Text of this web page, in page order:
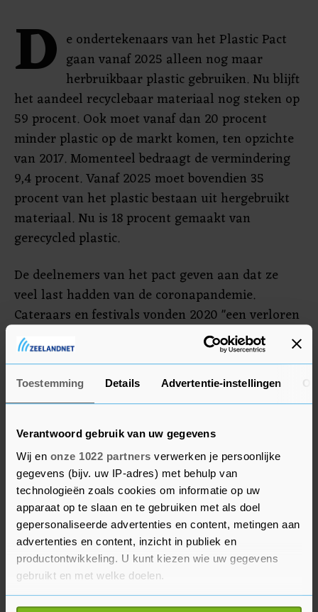
Toestemming Details Advertentie-instellingen
Verantwoord gebruik van uw gegevens
Wij en onze 1022 partners verwerken je persoonlijke
gegevens (bijv. uw IP-adres) met behulp van
technologieën zoals cookies om informatie op uw
apparaat op te slaan en te gebruiken met als doel
gepersonaliseerde advertenties en content, metingen aan
advertenties en content, inzicht in publiek en
productontwikkeling. U kunt kiezen wie uw gegevens
gebruikt en met welke doelen.
Als u het toestaat, willen we ook graag:
D e ondertekenaars van het Plastic Pact
gaan vanaf 2025 alleen nog maar
herbruikbaar plastic gebruiken. Nu blijft
het aandeel recyclebaar materiaal nog steken op
59 procent. Ook moet vanaf dan 20 procent
minder plastic op de markt komen, ten opzichte
van 2017. Momenteel bedraagt de vermindering
9,4 procent. Vanaf 2025 moet bovendien 35
procent van het plastic bestaan uit hergebruikt
materiaal. Nu is 18 procent gemaakt van
gerecycled plastic.
De deelnemers van het pact geven aan dat ze
veel last hadden van de coronapandemie.
Cateraars en festivals vonden 2020 "een verloren
jaar waarin ze vrijwel niets konden ondernemen
en dus ook geen nieuwe herbruikbare producten
konden testen of veranderingen konden
implementeren", schrijft Heijnen.